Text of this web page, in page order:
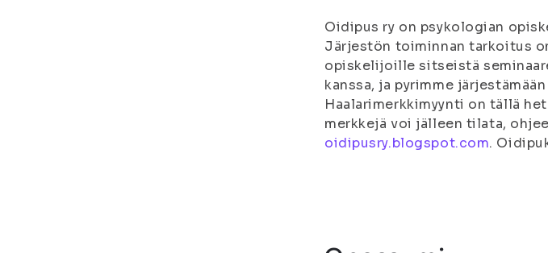
Oidipus ry on psykologian
Järjestön toiminnan tarkoitus
opiskelijoille sitseistä
kanssa, ja pyrimme
Haalarimerkkimyynti on tällä
merkkejä voi jälleen tilata,
oidipusry.blogspot.com.